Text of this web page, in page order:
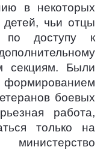
в некоторых
детей, чьи отцы
по доступу к
секциям. Были
боевых
работа,
только на